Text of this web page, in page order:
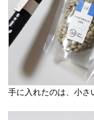
手に入れたのは、小さ